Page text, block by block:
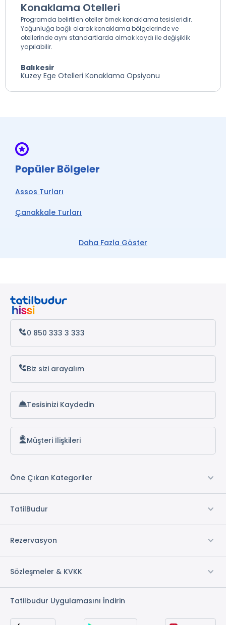
Konaklama Otelleri
Programda belirtilen oteller örnek konaklama tesisleridir.
Yoğunluğa bağlı olarak konaklama bölgelerinde ve
otellerinde aynı standartlarda olmak kaydı ile değişiklik
yapılabilir.
Balıkesir
Kuzey Ege Otelleri Konaklama Opsiyonu
Daha Fazla Göster
Popüler Bölgeler
Assos Turları
Çanakkale Turları
Foça Turları
Kuzey Ege Turları
Cunda Adası Turları
0 850 333 3 333
Biz sizi arayalım
Tesisinizi Kaydedin
Müşteri İlişkileri
Öne Çıkan Kategoriler
TatilBudur
Rezervasyon
Sözleşmeler & KVKK
Tatilbudur Uygulamasını İndirin